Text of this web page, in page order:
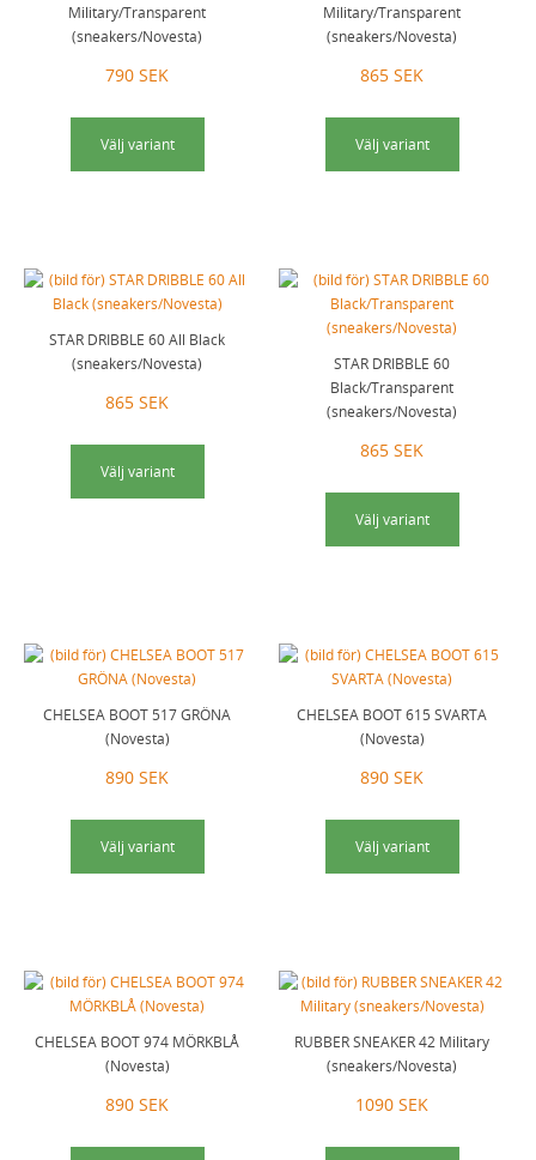
Military/Transparent
(sneakers/Novesta)
790 SEK
Välj variant
Military/Transparent
(sneakers/Novesta)
865 SEK
Välj variant
STAR DRIBBLE 60 All Black
(sneakers/Novesta)
865 SEK
Välj variant
STAR DRIBBLE 60
Black/Transparent
(sneakers/Novesta)
865 SEK
Välj variant
CHELSEA BOOT 517 GRÖNA
(Novesta)
890 SEK
Välj variant
CHELSEA BOOT 615 SVARTA
(Novesta)
890 SEK
Välj variant
CHELSEA BOOT 974 MÖRKBLÅ
(Novesta)
890 SEK
RUBBER SNEAKER 42 Military
(sneakers/Novesta)
1090 SEK